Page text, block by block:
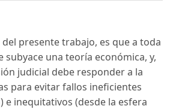
presente trabajo, es que a toda
subyace una teoría económica, y,
judicial debe responder a la
para evitar fallos ineficientes
e inequitativos (desde la esfera